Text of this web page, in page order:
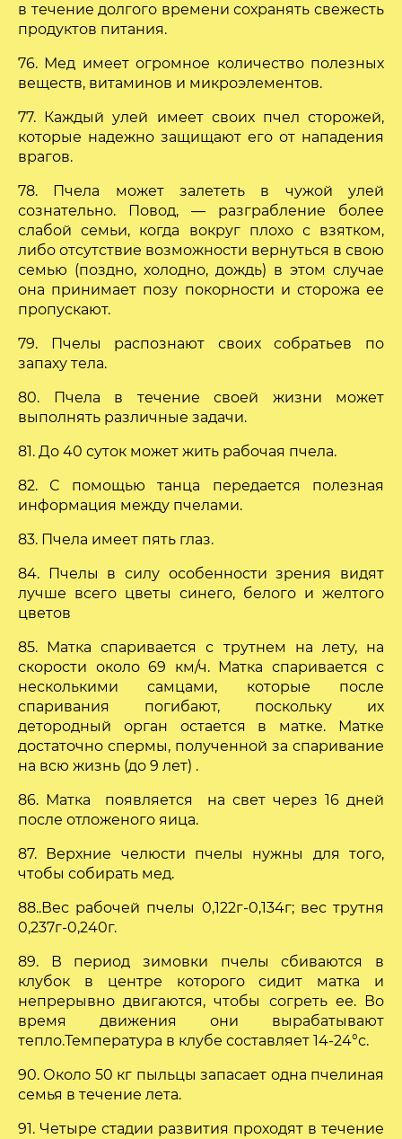
в течение долгого времени сохранять свежесть
продуктов питания.
76. Мед имеет огромное количество полезных
веществ, витаминов и микроэлементов.
77. Каждый улей имеет своих пчел сторожей,
которые надежно защищают его от нападения
врагов.
78. Пчела может залететь в чужой улей
сознательно. Повод, — разграбление более
слабой семьи, когда вокруг плохо с взятком,
либо отсутствие возможности вернуться в свою
семью (поздно, холодно, дождь) в этом случае
она принимает позу покорности и сторожа ее
пропускают.
79. Пчелы распознают своих собратьев по
запаху тела.
80. Пчела в течение своей жизни может
выполнять различные задачи.
81. До 40 суток может жить рабочая пчела.
82. С помощью танца передается полезная
информация между пчелами.
83. Пчела имеет пять глаз.
84. Пчелы в силу особенности зрения видят
лучше всего цветы синего, белого и желтого
цветов
85. Матка спаривается с трутнем на лету, на
скорости около 69 км/ч. Матка спаривается с
несколькими самцами, которые после
спаривания погибают, поскольку их
детородный орган остается в матке. Матке
достаточно спермы, полученной за спаривание
на всю жизнь (до 9 лет) .
86. Матка появляется на свет через 16 дней
после отложеного яица.
87. Верхние челюсти пчелы нужны для того,
чтобы собирать мед.
88..Вес рабочей пчелы 0,122г-0,134г; вес трутня
0,237г-0,240г.
89. В период зимовки пчелы сбиваются в
клубок в центре которого сидит матка и
непрерывно двигаются, чтобы согреть ее. Во
время движения они вырабатывают
тепло.Температура в клубе составляет 14-24°с.
90. Около 50 кг пыльцы запасает одна пчелиная
семья в течение лета.
91. Четыре стадии развития проходят в течение